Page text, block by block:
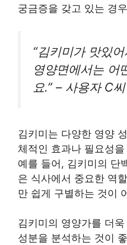
궁금증을 갖고 있는 경
“김키미가 맛있
영양면에서는 어
요.” – 사용자 C씨
김키미는 다양한 영양
체적인 효과나 필요성
예를 들어, 김키미의 단
은 식사에서 중요한 역
만 쉽게 구별하는 것이
김키미의 영양가를 더
성분을 분석하는 것이